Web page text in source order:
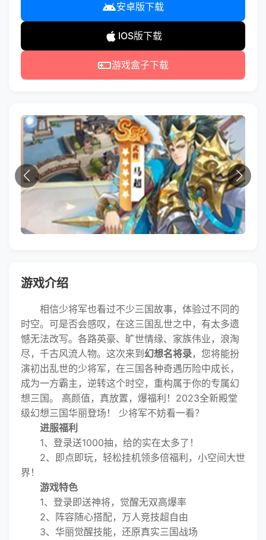
安卓版下载
IOS版下载
游戏盒子下载
游戏介绍
相信少将军也看过不少三国故事，体验过不同的
时空。可是否会感叹，在这三国乱世之中，有太多遗
憾无法改写。各路英豪、旷世情缘、家族伟业，浪淘
尽，千古风流人物。这次来到 幻想名将录，您将能扮
演初出乱世的少将军，在三国各种奇遇历险中成长，
成为一方霸主，逆转这个时空，重构属于你的专属幻
想三国。 高颜值，真放置，爆福利！2023全新殿堂
级幻想三国华丽登场！ 少将军不妨看一看？
进服福利
1、登录送1000抽，给的实在太多了！
2、即点即玩，轻松挂机领多倍福利，小空间大世
界！
游戏特色
1、登录即送神将，觉醒无双高爆率
2、阵容随心搭配，万人竞技超自由
3、华丽觉醒技能，还原真实三国战场